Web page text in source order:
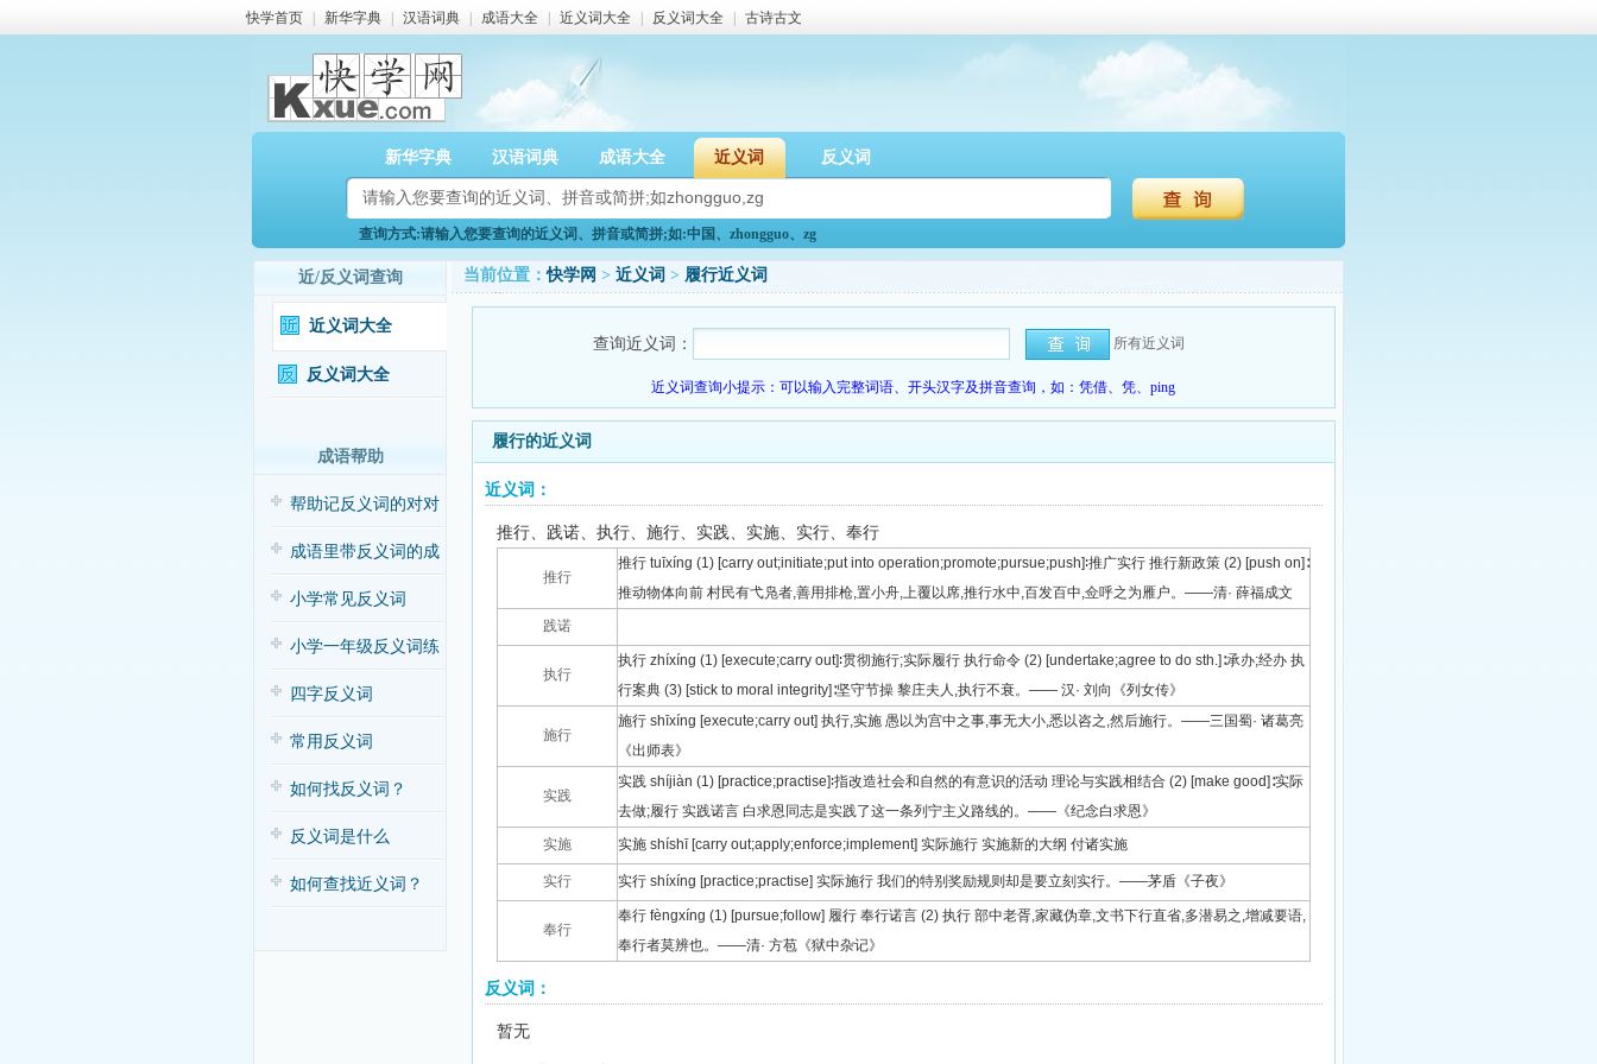
快学首页 新华字典 汉语词典 成语大全 近义词大全 反义词大全 古诗古文
新华字典 汉语词典 成语大全 近义词 反义词
查询方式:请输入您要查询的近义词、拼音或简拼;如:中国、zhongguo、zg
近/反义词查询
近义词大全
反义词大全
成语帮助
帮助记反义词的对对
子歌
成语里带反义词的成
语
小学常见反义词
小学一年级反义词练
习
四字反义词
常用反义词
如何找反义词？
反义词是什么
如何查找近义词？
当前位置：快学网 > 近义词 > 履行近义词
查询近义词： 所有近义词
近义词查询小提示：可以输入完整词语、开头汉字及拼音查询，如：凭借、凭、ping
履行的近义词
近义词：
推行、践诺、执行、施行、实践、实施、实行、奉行
推行
推行 tuīxíng (1) [carry out;initiate;put into operation;promote;pursue;push]∶推广实行 推行新政策 (2) [push on]∶
推动物体向前 村民有弋凫者,善用排枪,置小舟,上覆以席,推行水中,百发百中,佥呼之为雁户。——清· 薛福成文
践诺
执行
执行 zhíxíng (1) [execute;carry out]∶贯彻施行;实际履行 执行命令 (2) [undertake;agree to do sth.]∶承办;经办 执
行案典 (3) [stick to moral integrity]∶坚守节操 黎庄夫人,执行不衰。—— 汉· 刘向《列女传》
施行
施行 shīxíng [execute;carry out] 执行,实施 愚以为宫中之事,事无大小,悉以咨之,然后施行。——三国蜀· 诸葛亮
《出师表》
实践
实践 shíjiàn (1) [practice;practise]∶指改造社会和自然的有意识的活动 理论与实践相结合 (2) [make good]∶实际
去做;履行 实践诺言 白求恩同志是实践了这一条列宁主义路线的。——《纪念白求恩》
实施
实施 shíshī [carry out;apply;enforce;implement] 实际施行 实施新的大纲 付诸实施
实行 实行 shíxíng [practice;practise] 实际施行 我们的特别奖励规则却是要立刻实行。——茅盾《子夜》
奉行
奉行 fèngxíng (1) [pursue;follow] 履行 奉行诺言 (2) 执行 部中老胥,家藏伪章,文书下行直省,多潜易之,增减要语,
奉行者莫辨也。——清· 方苞《狱中杂记》
反义词：
暂无